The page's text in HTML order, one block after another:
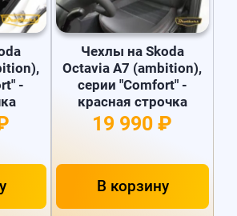
-
Чехлы на Skoda
Octavia A7 (ambition),
серии "Comfort" -
красная строчка
19 990 ₽
В корзину